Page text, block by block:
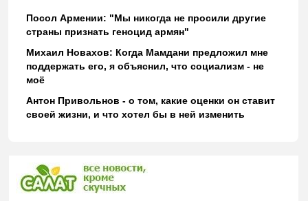
Посол Армении: "Мы никогда не просили другие
страны признать геноцид армян"
Михаил Новахов: Когда Мамдани предложил мне
поддержать его, я объяснил, что социализм - не
моё
Антон Привольнов - о том, какие оценки он ставит
своей жизни, и что хотел бы в ней изменить